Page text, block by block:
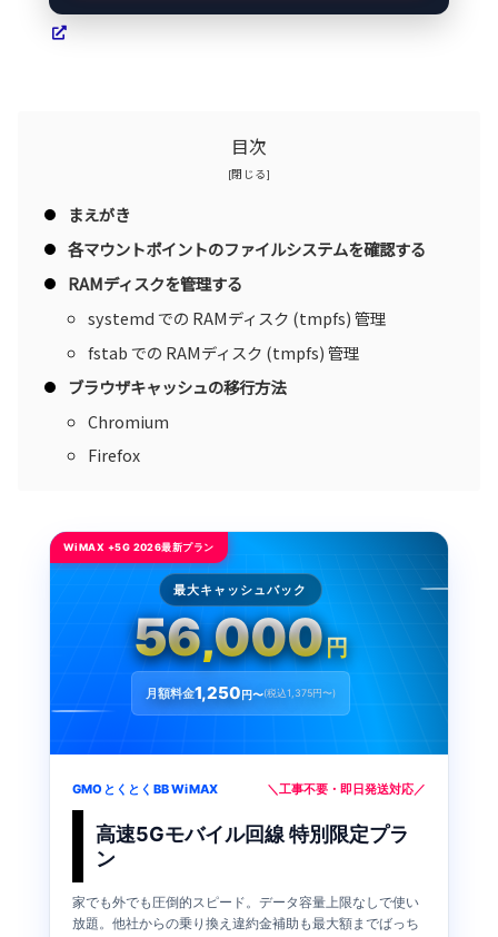
目次
まえがき
各マウントポイントのファイルシステムを確認する
RAMディスクを管理する
systemd での RAMディスク (tmpfs) 管理
fstab での RAMディスク (tmpfs) 管理
ブラウザキャッシュの移行方法
Chromium
Firefox
WiMAX +5G 2026最新プラン
最大キャッシュバック
56,000円
月額料金1,250 円〜(税込1,375円〜)
GMOとくとくBB WiMAX ＼工事不要・即日発送対応／
高速5Gモバイル回線 特別限定プラ
ン
家でも外でも圧倒的スピード。データ容量上限なしで使い
放題。他社からの乗り換え違約金補助も最大額までばっち